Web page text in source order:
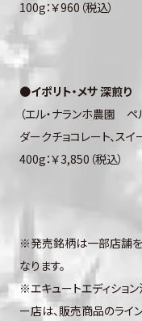
100g：￥960（税込）
●イポリト・メサ 深煎り
（エル・ナランホ農園 ペ
ダークチョコレート、ス
400g：￥3,850（税込）
※発売銘柄は一部店舗を
なります。
※エキュートエディショ
ー店は、販売商品のライ